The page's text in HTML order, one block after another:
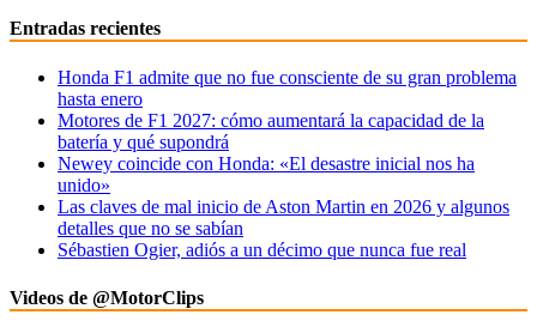
Entradas recientes
Honda F1 admite que no fue consciente de su gran problema
hasta enero
Motores de F1 2027: cómo aumentará la capacidad de la
batería y qué supondrá
Newey coincide con Honda: «El desastre inicial nos ha
unido»
Las claves de mal inicio de Aston Martin en 2026 y algunos
detalles que no se sabían
Sébastien Ogier, adiós a un décimo que nunca fue real
Videos de @MotorClips